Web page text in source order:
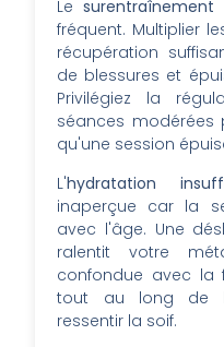
Lesurentraînement
fréquent. Multiplier
récupération
de blessures et
Privilégiez la
séances modérées
qu'une session
L'hydratation
inaperçue car la
avec l'âge. Une
ralentit votre
confondue avec la
tout au long de
ressentir la soif.